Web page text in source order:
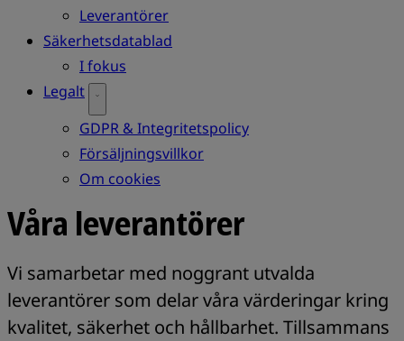
Leverantörer
Säkerhetsdatablad
I fokus
Legalt
GDPR & Integritetspolicy
Försäljningsvillkor
Om cookies
Våra leverantörer
Vi samarbetar med noggrant utvalda
leverantörer som delar våra värderingar kring
kvalitet, säkerhet och hållbarhet. Tillsammans